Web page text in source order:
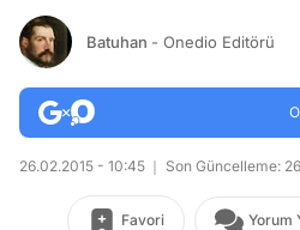
Batuhan - Onedio Editörü
26.02.2015 - 10:45 Son Güncelleme:
Favori Yorum